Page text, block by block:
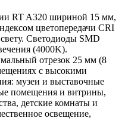
RT A320 шириной 15 мм,
цветопередачи CRI
Светодиоды SMD
(4000K).
отрезок 25 мм (8
с высокими
музеи и выставочные
помещения и витрины,
детские комнаты и
освещение,